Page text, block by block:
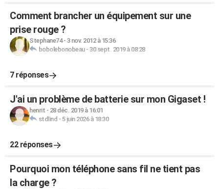
Comment brancher un équipement sur une
prise rouge ?
Stephane74- 3 nov. 2012 à 15:36
bobolebonobeau- 30 sept. 2019 à 08:28
7 réponses
J'ai un problème de batterie sur mon Gigaset !
henrit - 28 déc. 2019 à 16:01
stdlind - 5 juin 2026 à 18:30
22 réponses
Pourquoi mon téléphone sans fil ne tient pas
la charge ?